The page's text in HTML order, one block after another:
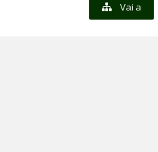
Vai a